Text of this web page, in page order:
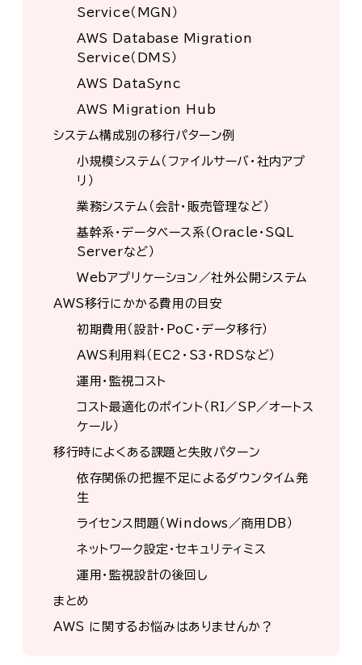
Service（MGN）
AWS Database Migration
Service（DMS）
AWS DataSync
AWS Migration Hub
システム構成別の移行パターン例
小規模システム（ファイルサーバ・社内アプ
リ）
業務システム（会計・販売管理など）
基幹系・データベース系（Oracle・SQL
Serverなど）
Webアプリケーション／社外公開システム
AWS移行にかかる費用の目安
初期費用（設計・PoC・データ移行）
AWS利用料（EC2・S3・RDSなど）
運用・監視コスト
コスト最適化のポイント（RI／SP／オートス
ケール）
移行時によくある課題と失敗パターン
依存関係の把握不足によるダウンタイム発
生
ライセンス問題（Windows／商用DB）
ネットワーク設定・セキュリティミス
運用・監視設計の後回し
まとめ
AWS に関するお悩みはありませんか？